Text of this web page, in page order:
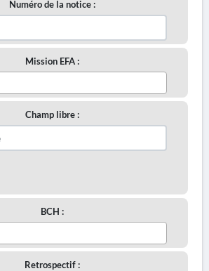
Numéro de la notice :
Mission EFA :
Champ libre :
BCH :
Retrospectif :